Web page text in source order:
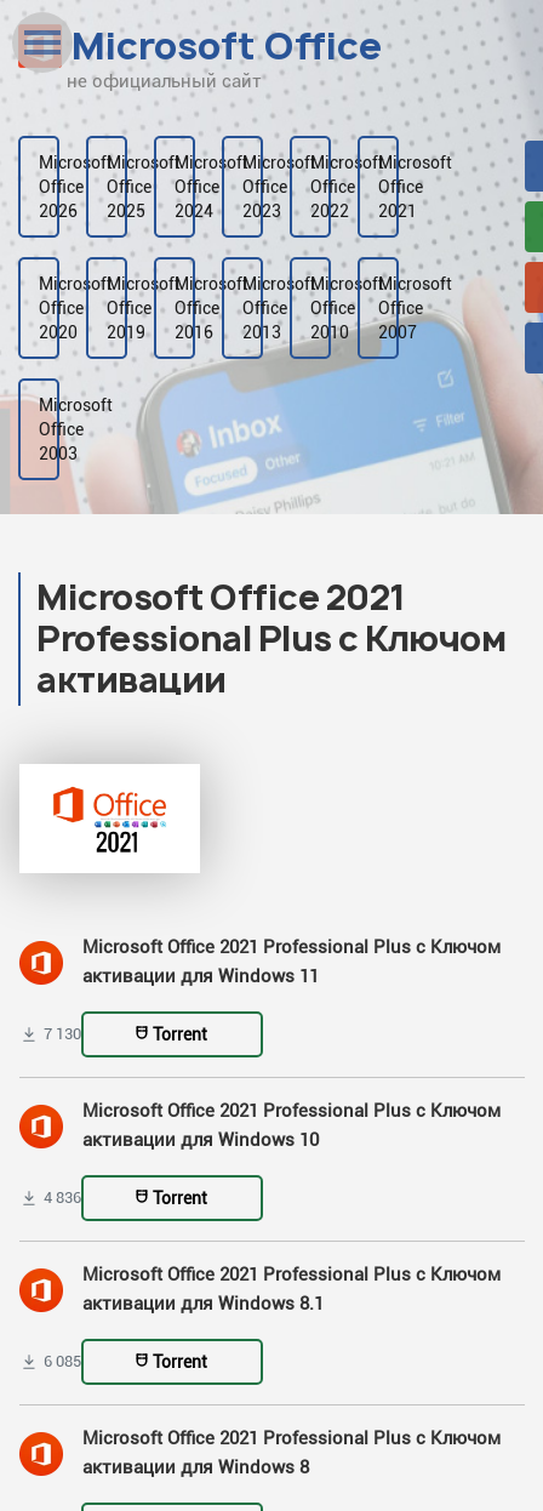
Наверх
Рейтинг
Видео
Галерея
Microsoft Office
не официальный сайт
Microsoft
Office
2026
Microsoft
Office
2025
Microsoft
Office
2024
Microsoft
Office
2023
Microsoft
Office
2022
Microsoft
Office
2021
Microsoft
Office
2020
Microsoft
Office
2019
Microsoft
Office
2016
Microsoft
Office
2013
Microsoft
Office
2010
Microsoft
Office
2007
Microsoft
Office
2003
Microsoft Office 2021
Professional Plus с Ключом
активации
Microsoft Office 2021 Professional Plus с Ключом
активации для Windows 11
7 130 Torrent
Microsoft Office 2021 Professional Plus с Ключом
активации для Windows 10
4 836 Torrent
Microsoft Office 2021 Professional Plus с Ключом
активации для Windows 8.1
6 085 Torrent
Microsoft Office 2021 Professional Plus с Ключом
активации для Windows 8